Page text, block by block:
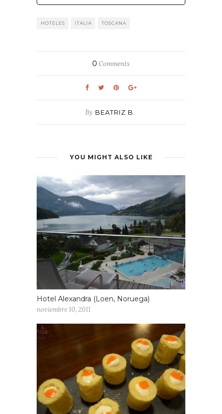
HOTELES ITALIA TOSCANA
0 Comments
By BEATRIZ B.
YOU MIGHT ALSO LIKE
Hotel Alexandra (Loen, Noruega)
noviembre 10, 2011